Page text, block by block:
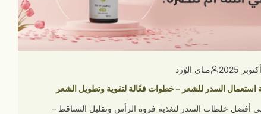
مـاي الوّرد
استعمال السدر للشعر – خطوات فعّالة لتقوية وتطويل الشعر
أفضل خلطات السدر لتغذية فروة الرأس وتقليل التساقط –